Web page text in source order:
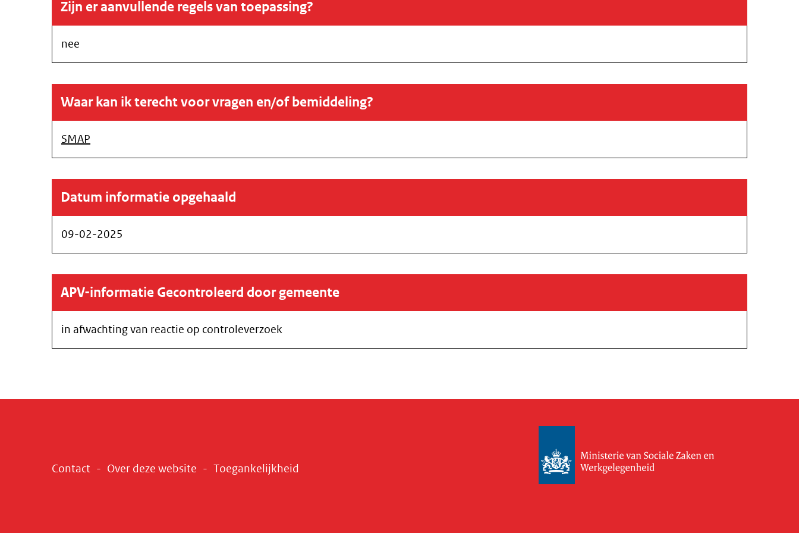
Zijn er aanvullende regels van toepassing?
nee
Waar kan ik terecht voor vragen en/of bemiddeling?
SMAP
Datum informatie opgehaald
09-02-2025
APV-informatie Gecontroleerd door gemeente
in afwachting van reactie op controleverzoek
Contact Over deze website Toegankelijkheid